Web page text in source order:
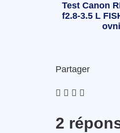
Test Canon
f2.8-3.5 L
ovni
Partager
2